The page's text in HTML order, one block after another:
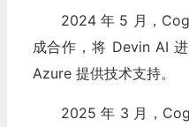
2024 年 5 月，
成合作，将 Devin AI
Azure 提供技术支持。
2025 年 3 月，